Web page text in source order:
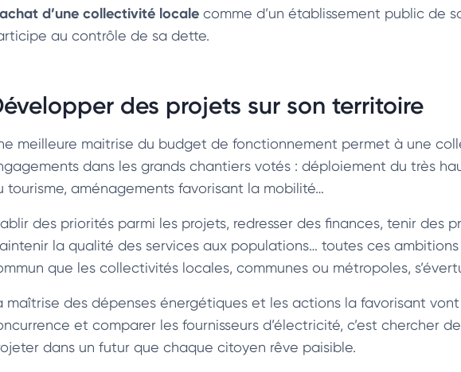
d’une collectivité locale comme d’un établissement public de
au contrôle de sa dette.
des projets sur son territoire
meilleure maitrise du budget de fonctionnement permet à une
dans les grands chantiers votés : déploiement du très
tourisme, aménagements favorisant la mobilité…
des priorités parmi les projets, redresser des finances, tenir des
la qualité des services aux populations… toutes ces
que les collectivités locales, communes ou métropoles,
maîtrise des dépenses énergétiques et les actions la favorisant
et comparer les fournisseurs d’électricité, c’est chercher
dans un futur que chaque citoyen rêve paisible.